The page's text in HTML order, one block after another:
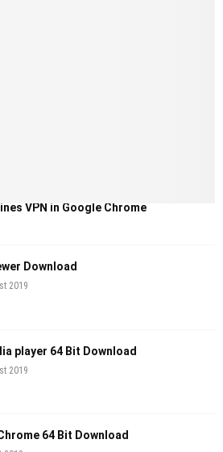
VPN in Google Chrome
Download
2019
player 64 Bit Download
2019
64 Bit Download